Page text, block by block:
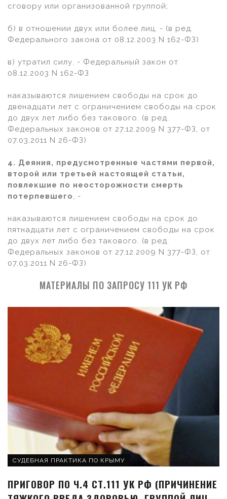
сговору или организованной группой;
б) в отношении двух или более лиц, - (в ред.
Федерального закона от 08.12.2003 N 162-ФЗ)
в) утратил силу. - Федеральный закон от
08.12.2003 N 162-ФЗ
наказываются лишением свободы на срок до
двенадцати лет с ограничением свободы на срок
до двух лет либо без такового. (в ред.
Федеральных законов от 27.12.2009 N 377-ФЗ, от
07.03.2011 N 26-ФЗ)
4. Деяния, предусмотренные частями первой,
второй или третьей настоящей статьи,
повлекшие по неосторожности смерть
потерпевшего, -
наказываются лишением свободы на срок до
пятнадцати лет с ограничением свободы на срок
до двух лет либо без такового. (в ред.
Федеральных законов от 27.12.2009 N 377-ФЗ, от
07.03.2011 N 26-ФЗ)
МАТЕРИАЛЫ ПО ЗАПРОСУ 111 УК РФ
СУДЕБНАЯ ПРАКТИКА ПО КРЫМУ
ПРИГОВОР ПО Ч.4 СТ.111 УК РФ (ПРИЧИНЕНИЕ